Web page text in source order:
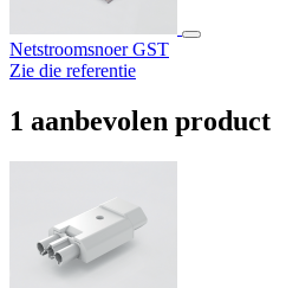
Netstroomsnoer GST
Zie die referentie
1 aanbevolen product